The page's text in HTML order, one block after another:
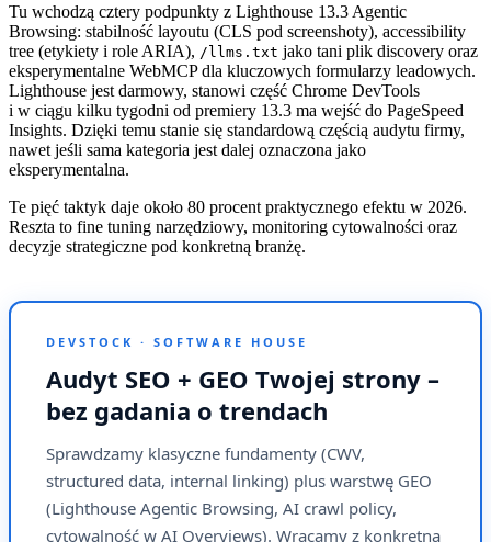
Tu wchodzą cztery podpunkty z Lighthouse 13.3 Agentic
Browsing: stabilność layoutu (CLS pod screenshoty), accessibility
tree (etykiety i role ARIA), /llms.txt jako tani plik discovery oraz
eksperymentalne WebMCP dla kluczowych formularzy leadowych.
Lighthouse jest darmowy, stanowi część Chrome DevTools
i w ciągu kilku tygodni od premiery 13.3 ma wejść do PageSpeed
Insights. Dzięki temu stanie się standardową częścią audytu firmy,
nawet jeśli sama kategoria jest dalej oznaczona jako
eksperymentalna.
Te pięć taktyk daje około 80 procent praktycznego efektu w 2026.
Reszta to fine tuning narzędziowy, monitoring cytowalności oraz
decyzje strategiczne pod konkretną branżę.
DEVSTOCK · SOFTWARE HOUSE
Audyt SEO + GEO Twojej strony –
bez gadania o trendach
Sprawdzamy klasyczne fundamenty (CWV,
structured data, internal linking) plus warstwę GEO
(Lighthouse Agentic Browsing, AI crawl policy,
cytowalność w AI Overviews). Wracamy z konkretną